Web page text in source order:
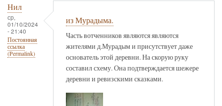
Нил
ср,
01/10/2024
- 21:40
Постоянная
ссылка
(Permalink)
из Мурадыма.
Часть вотченников являются являются
жителями д.Мурадым и присутствует даже
основатель этой деревни. На скорую руку
составил схему. Она подтверждается шежере
деревни и ревизскими сказками.